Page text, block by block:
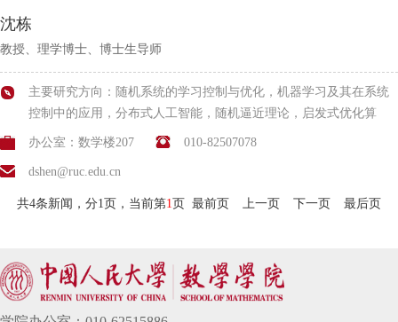
沈栋
教授、理学博士、博士生导师
主要研究方向：随机系统的学习控制与优化，机器学习及其在系统
控制中的应用，分布式人工智能，随机逼近理论，启发式优化算
法。更多信息请参见 http://shendong.tech
办公室：数学楼207 010-82507078
dshen@ruc.edu.cn
共4条新闻，分1页，当前第1页 最前页 上一页 下一页 最后页